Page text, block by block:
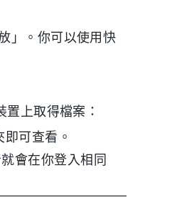
」。你可以使用快
上取得檔案：
可查看。
會在你登入相同